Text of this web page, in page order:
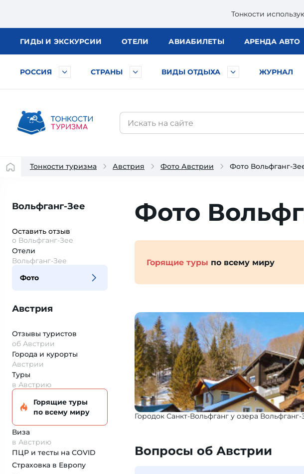
Тонкости
ГИДЫ И ЭКСКУРСИИ ОТЕЛИ АВИАБИЛЕТЫ АРЕНДА АВТО
РОССИЯ СТРАНЫ ВИДЫ ОТДЫХА ЖУРНАЛ
Тонкости туризма Австрия Фото Австрии Фото Вольфганг-
Вольфганг-Зее
Оставить отзыв
о Вольфганг-Зее
Отели
Вольфганг-Зее
Фото
Австрия
Отзывы туристов
об Австрии
Города и курорты
Австрии
Туры
в Австрию
Горящие туры
по всему миру
Виза
в Австрию
ПЦР и тесты на COVID
Страховка в Европу
Фото
Горящие туры по всему миру
Городок Санкт-Вольфганг у озера
Вопросы об Австрии